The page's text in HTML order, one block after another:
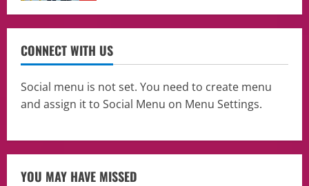
2
Adakan Pertemuan Dengan Delegasi 6
lembaga investor, Berorientasi Untuk
Meningkatkan SDM
05/08/2026
3
Health
Harus Berprestasi, Berkarakter, dan
Menjaga Nama Baik Bangsa
05/08/2026
CONNECT WITH US
Social menu is not set. You need to create menu
and assign it to Social Menu on Menu Settings.
YOU MAY HAVE MISSED